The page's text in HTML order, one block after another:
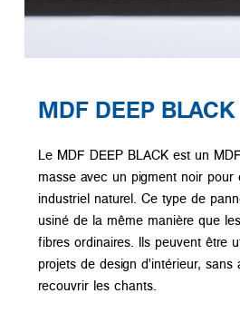
MDF DEEP BLACK
Le MDF DEEP BLACK est un
masse avec un pigment noir
industriel naturel. Ce type de
usiné de la même manière que
fibres ordinaires. Ils peuvent être
projets de design d'intérieur, sans
recouvrir les chants.